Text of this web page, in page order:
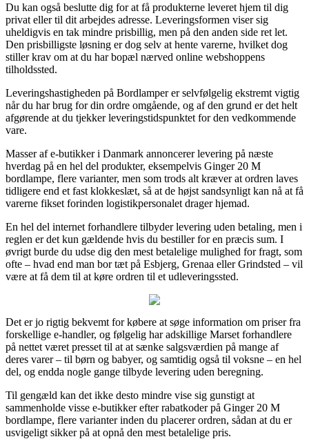
Du kan også beslutte dig for at få produkterne leveret hjem til dig
privat eller til dit arbejdes adresse. Leveringsformen viser sig
uheldigvis en tak mindre prisbillig, men på den anden side ret let.
Den prisbilligste løsning er dog selv at hente varerne, hvilket dog
stiller krav om at du har bopæl nærved online webshoppens
tilholdssted.
Leveringshastigheden på Bordlamper er selvfølgelig ekstremt vigtig
når du har brug for din ordre omgående, og af den grund er det helt
afgørende at du tjekker leveringstidspunktet for den vedkommende
vare.
Masser af e-butikker i Danmark annoncerer levering på næste
hverdag på en hel del produkter, eksempelvis Ginger 20 M
bordlampe, flere varianter, men som trods alt kræver at ordren laves
tidligere end et fast klokkeslæt, så at de højst sandsynligt kan nå at få
varerne fikset forinden logistikpersonalet drager hjemad.
En hel del internet forhandlere tilbyder levering uden betaling, men i
reglen er det kun gældende hvis du bestiller for en præcis sum. I
øvrigt burde du udse dig den mest betalelige mulighed for fragt, som
ofte – hvad end man bor tæt på Esbjerg, Grenaa eller Grindsted – vil
være at få dem til at køre ordren til et udleveringssted.
Det er jo rigtig bekvemt for købere at søge information om priser fra
forskellige e-handler, og følgelig har adskillige Marset forhandlere
på nettet været presset til at at sænke salgsværdien på mange af
deres varer – til børn og babyer, og samtidig også til voksne – en hel
del, og endda nogle gange tilbyde levering uden beregning.
Til gengæld kan det ikke desto mindre vise sig gunstigt at
sammenholde visse e-butikker efter rabatkoder på Ginger 20 M
bordlampe, flere varianter inden du placerer ordren, sådan at du er
usvigeligt sikker på at opnå den mest betalelige pris.